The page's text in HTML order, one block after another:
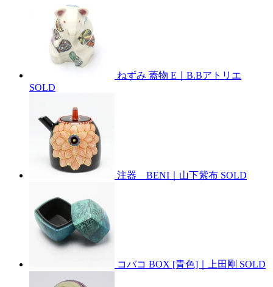
ねずみ 蓋物 E｜B.Bアトリエ
SOLD
注器 BENI｜山下紫布 SOLD
コバコ BOX [青色]｜上田剛 SOLD